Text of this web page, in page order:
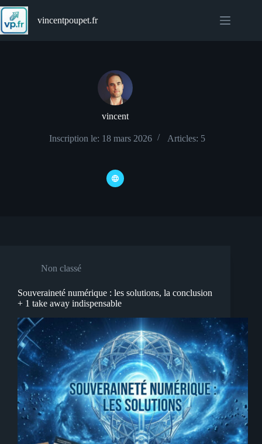
Passer
contenu
vincentpoupet.fr
vincent
Inscription le: 18 mars 2026 Articles: 5
Non classé
Souveraineté numérique : les solutions, la conclusion
+ 1 take away indispensable